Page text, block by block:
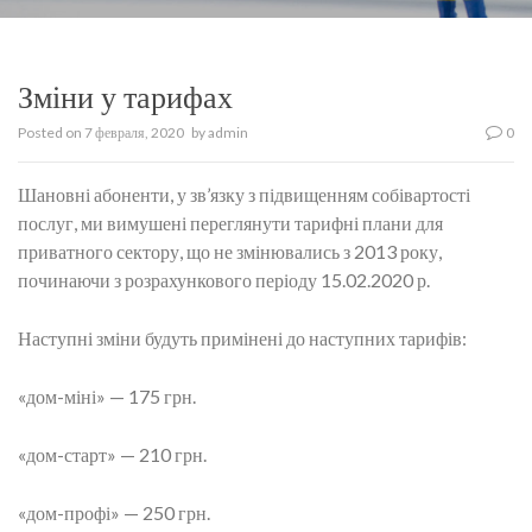
Зміни у тарифах
Posted on 7 февраля, 2020 byadmin 0
Шановні абоненти, у зв’язку з підвищенням собівартості
послуг, ми вимушені переглянути тарифні плани для
приватного сектору, що не змінювались з 2013 року,
починаючи з розрахункового періоду 15.02.2020 р.
Наступні зміни будуть примінені до наступних тарифів:
«дом-міні» — 175 грн.
«дом-старт» — 210 грн.
«дом-профі» — 250 грн.